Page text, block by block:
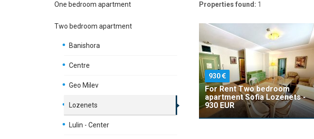
One bedroom apartment
Two bedroom apartment
Banishora
Centre
Geo Milev
Lozenets
Lulin - Center
Properties found: 1
930
For Rent Two bedroom
apartment Sofia Lozenets -
930 EUR